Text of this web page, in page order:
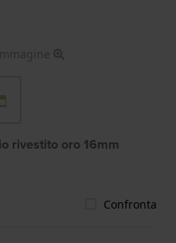
rivestito oro 16mm
Confronta